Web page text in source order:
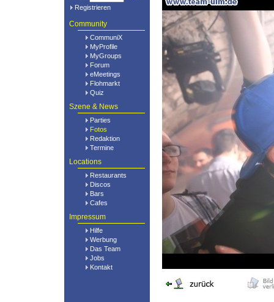
Registrieren
Community
CommuniX
MyProfile
MyGroups
Forum
eMeetings
Flohmarkt
Quiz
Szene & News
Parties
Fotos
Redaktion
Termine
Locations
Restaurants
Discos
Bars
Cafes
Impressum
Hilfe
Werbung
Das Team
Jobs
Kontakt